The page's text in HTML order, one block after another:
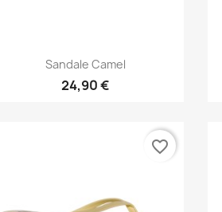
Aperçu rapide
Sandale Camel
24,90 €
favorite_border